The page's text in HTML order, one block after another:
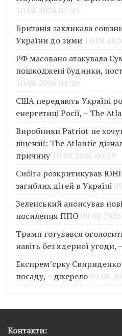
10.08.2026 07:45
Британія закликала
України до зими
РФ масовано атакувала
пошкоджені будинки,
10.08.2026 04:26
США передають Україні
енергетиці Росії, – The
Виробники Patriot не
ліцензії: The Atlantic
причину 10.08.2026 00:39
Сибіга розкритикував
загиблих дітей в Україні
Зеленський анонсував
посилення ППО
Трамп готувався
навіть без ядерної угоди,
Експрем’єрку
посаду, – джерело
Контакти: